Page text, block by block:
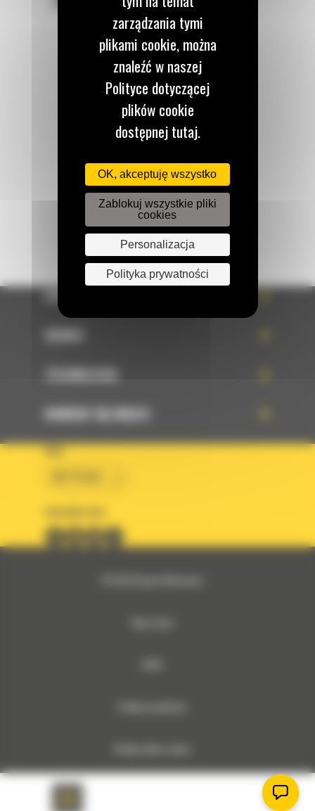
Zadzwoń do nas
122 100 122
Napisz do nas
WYŚLIJ WIADOMOŚĆ
OFERTA
TECHNOLOGIE
DOWIEDZ SIĘ WIĘCEJ
KRAJ
zarządzania tymi
plikami cookie, można
znaleźć w naszej
Polityce dotyczącej
plików cookie
dostępnej tutaj.
OK, akceptuję wszystko
Zablokuj wszystkie pliki
cookies
Personalizacja
Polityka prywatności